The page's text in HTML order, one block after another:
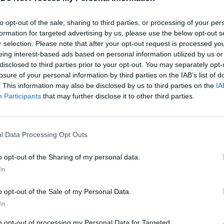
opt-out of the sale, sharing to third parties, or processing of your
for targeted advertising by us, please use the below opt-out
selection. Please note that after your opt-out request is processed
interest-based ads based on personal information utilized by us
to third parties prior to your opt-out. You may separately
of your personal information by third parties on the IAB’s list of
This information may also be disclosed by us to third parties on the
Participants that may further disclose it to other third parties.
Data Processing Opt Outs
opt-out of the Sharing of my personal data.
opt-out of the Sale of my Personal Data.
opt-out of processing my Personal Data for Targeted
continua ad agitare spauracchi, prova a
l'avversario in tutti i modi, anche
notizie totalmente infondate e creando
particolarmente dannoso per il paese,
all'estero. Millanta inesistenti pericoli per
in caso di vittoria del centrodestra,
elezioni non fossero il più importante
Quando sono i cittadini a
vincere è, innanzitutto, proprio
compromessa da alcun tipo di
del gruppo di Forza Italia al Senato.
volgare". Ronzulli umilia